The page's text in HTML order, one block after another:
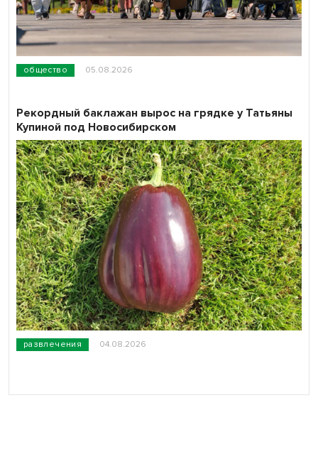
общество 05.08.2026
развлечения 04.08.2026
Рекордный баклажан вырос на грядке у Татьяны
Купиной под Новосибирском